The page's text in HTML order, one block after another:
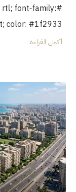
rtl; font-family:
color: #1f2933;...
أكمل القراءة